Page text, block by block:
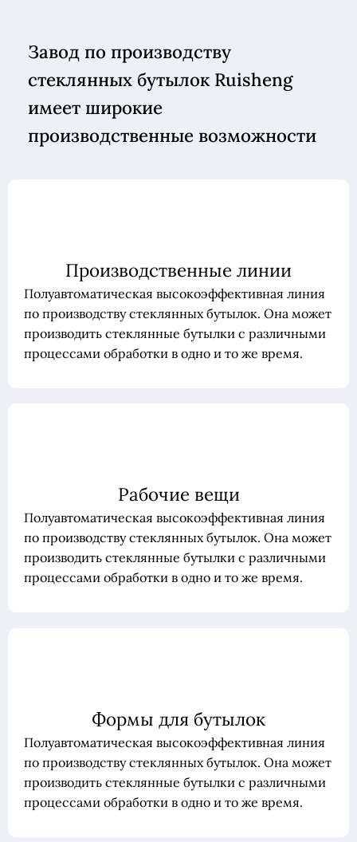
Завод по производству
стеклянных бутылок Ruisheng
имеет широкие
производственные возможности
Производственные линии
Полуавтоматическая высокоэффективная линия
по производству стеклянных бутылок. Она может
производить стеклянные бутылки с различными
процессами обработки в одно и то же время.
Рабочие вещи
Полуавтоматическая высокоэффективная линия
по производству стеклянных бутылок. Она может
производить стеклянные бутылки с различными
процессами обработки в одно и то же время.
Формы для бутылок
Полуавтоматическая высокоэффективная линия
по производству стеклянных бутылок. Она может
производить стеклянные бутылки с различными
процессами обработки в одно и то же время.